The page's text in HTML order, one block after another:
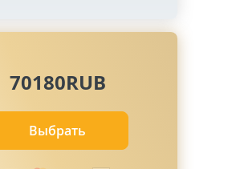
70180RUB
Выбрать